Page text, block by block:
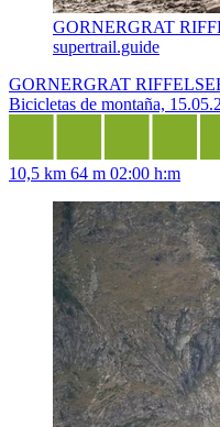
GORNERGRAT
supertrail.guide
GORNERGRAT
Bicicletas de montaña,
10,5 km 64 m 02:00 h:m